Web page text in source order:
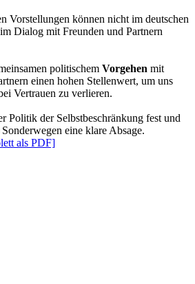
Vorstellungen können nicht im deutschen
Dialog mit Freunden und Partnern
politischem Vorgehen mit
einen hohen Stellenwert, um uns
Vertrauen zu verlieren.
Politik der Selbstbeschränkung fest und
eine klare Absage.
als PDF]